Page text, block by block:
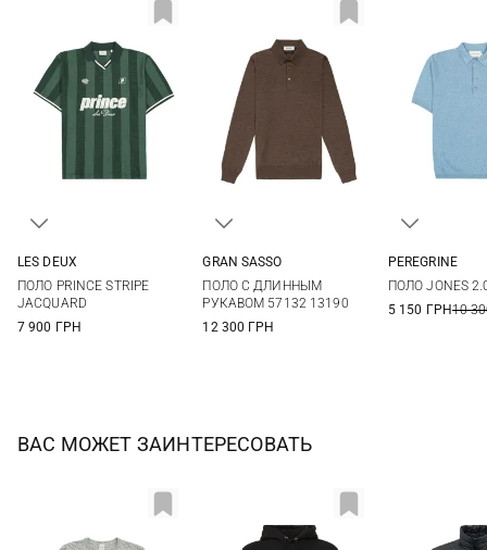
LES DEUX
ПОЛО PRINCE STRIPE
JACQUARD
7 900 ГРН
56
58 60
GRAN SASSO
ПОЛО С ДЛИННЫМ
РУКАВОМ 57132 13190
12 300 ГРН
PEREGRINE
ПОЛО JONES
5 150 ГРН10
ВАС МОЖЕТ ЗАИНТЕРЕСОВАТЬ